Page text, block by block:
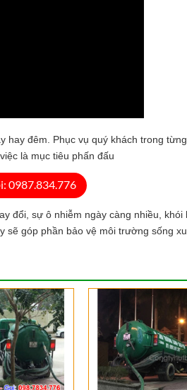
hay đêm. Phục vụ quý khách trong
là mục tiêu phấn đấu
0987.834.776
đổi, sự ô nhiễm ngày càng nhiều, khói
góp phần bảo vệ môi trường sống